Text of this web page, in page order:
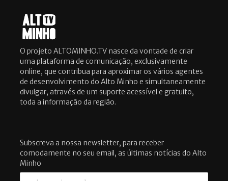
O projeto ALTOMINHO.TV nasce da vontade de criar
uma plataforma de comunicação, exclusivamente
online, que contribua para aproximar os vários agentes
de desenvolvimento do Alto Minho e simultaneamente
divulgar, através de um suporte acessível e gratuito,
toda a informação da região.
Subscreva a nossa newsletter, para receber
comodamente no seu email, as últimas notícias do Alto
Minho